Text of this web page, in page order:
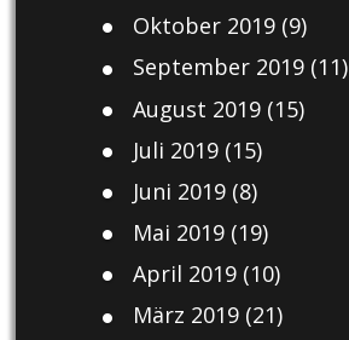
Oktober 2019(9)
September 2019(11)
August 2019(15)
Juli 2019(15)
Juni 2019(8)
Mai 2019(19)
April 2019(10)
März 2019(21)